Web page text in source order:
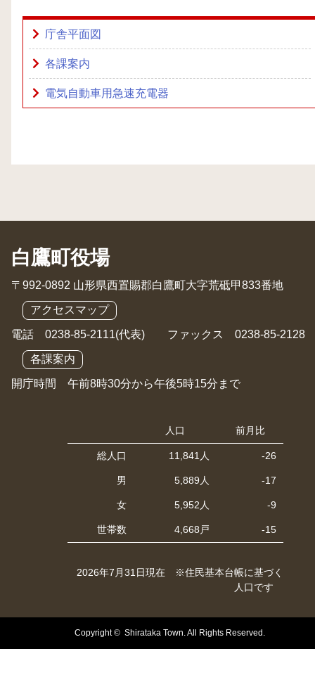
庁舎平面図
各課案内
電気自動車用急速充電器
白鷹町役場
〒992-0892 山形県西置賜郡白鷹町大字荒砥甲833番地
アクセスマップ
電話 0238-85-2111(代表) ファックス 0238-85-2128
各課案内
開庁時間 午前8時30分から午後5時15分まで
人口 前月比
総人口 11,841人 -26
男 5,889人 -17
女 5,952人 -9
世帯数 4,668戸 -15
2026年7月31日現在 ※住民基本台帳に基づく
人口です
Copyright © Shirataka Town. All Rights Reserved.